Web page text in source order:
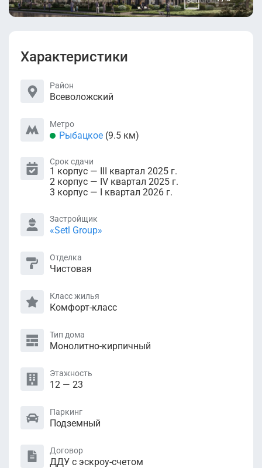
Характеристики
Район
Всеволожский
Метро
Рыбацкое (9.5 км)
Срок сдачи
1 корпус — III квартал 2025 г.
2 корпус — IV квартал 2025 г.
3 корпус — I квартал 2026 г.
Застройщик
«Setl Group»
Отделка
Чистовая
Класс жилья
Комфорт-класс
Тип дома
Монолитно-кирпичный
Этажность
12 — 23
Паркинг
Подземный
Договор
ДДУ с эскроу-счетом